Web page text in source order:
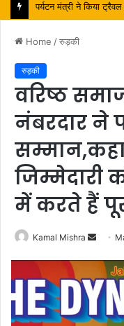
महापौर शंभू पासवान के
Home /रुड़की
रुड़की
वरिष्ठ
नंबरदार ने
में करते हैं
Kamal Mishra
Send
email